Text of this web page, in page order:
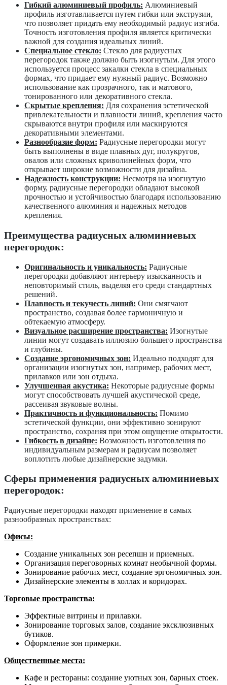
Гибкий алюминиевый профиль: Алюминиевый
профиль изготавливается путем гибки или экструзии,
что позволяет придать ему необходимый радиус изгиба.
Точность изготовления профиля является критически
важной для создания идеальных линий.
Специальное стекло: Стекло для радиусных
перегородок также должно быть изогнутым. Для этого
используется процесс закалки стекла в специальных
формах, что придает ему нужный радиус. Возможно
использование как прозрачного, так и матового,
тонированного или декоративного стекла.
Скрытые крепления: Для сохранения эстетической
привлекательности и плавности линий, крепления часто
скрываются внутри профиля или маскируются
декоративными элементами.
Разнообразие форм: Радиусные перегородки могут
быть выполнены в виде плавных дуг, полукругов,
овалов или сложных криволинейных форм, что
открывает широкие возможности для дизайна.
Надежность конструкции: Несмотря на изогнутую
форму, радиусные перегородки обладают высокой
прочностью и устойчивостью благодаря использованию
качественного алюминия и надежных методов
крепления.
Преимущества радиусных алюминиевых
перегородок:
Оригинальность и уникальность: Радиусные
перегородки добавляют интерьеру изысканность и
неповторимый стиль, выделяя его среди стандартных
решений.
Плавность и текучесть линий: Они смягчают
пространство, создавая более гармоничную и
обтекаемую атмосферу.
Визуальное расширение пространства: Изогнутые
линии могут создавать иллюзию большего пространства
и глубины.
Создание эргономичных зон: Идеально подходят для
организации изогнутых зон, например, рабочих мест,
прилавков или зон отдыха.
Улучшенная акустика: Некоторые радиусные формы
могут способствовать лучшей акустической среде,
рассеивая звуковые волны.
Практичность и функциональность: Помимо
эстетической функции, они эффективно зонируют
пространство, сохраняя при этом ощущение открытости.
Гибкость в дизайне: Возможность изготовления по
индивидуальным размерам и радиусам позволяет
воплотить любые дизайнерские задумки.
Сферы применения радиусных алюминиевых
перегородок:
Радиусные перегородки находят применение в самых
разнообразных пространствах:
Офисы:
Создание уникальных зон ресепшн и приемных.
Организация переговорных комнат необычной формы.
Зонирование рабочих мест, создание эргономичных зон.
Дизайнерские элементы в холлах и коридорах.
Торговые пространства:
Эффектные витрины и прилавки.
Зонирование торговых залов, создание эксклюзивных
бутиков.
Оформление зон примерки.
Общественные места:
Кафе и рестораны: создание уютных зон, барных стоек.